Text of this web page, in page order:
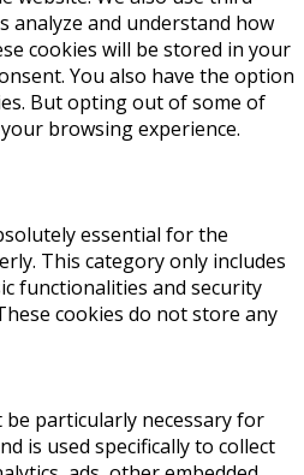
analyze and understand how
cookies will be stored in your
You also have the option
But opting out of some of
browsing experience.
essential for the
This category only includes
functionalities and security
cookies do not store any
particularly necessary for
is used specifically to collect